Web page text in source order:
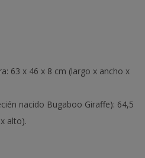
63 x 46 x 8 cm (largo x ancho x
nacido Bugaboo Giraffe): 64,5
alto).